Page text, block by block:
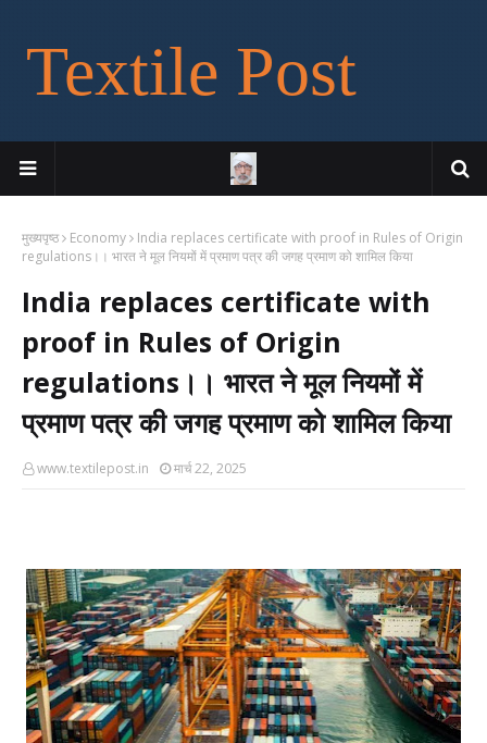
Textile Post
मुख्यपृष्ठ Economy
India replaces certificate with proof in Rules of Origin
regulations।। भारत ने मूल नियमों में प्रमाण पत्र की जगह प्रमाण को शामिल किया
India replaces certificate with
proof in Rules of Origin
regulations।। भारत ने मूल नियमों में
प्रमाण पत्र की जगह प्रमाण को शामिल किया
www.textilepost.in मार्च 22, 2025